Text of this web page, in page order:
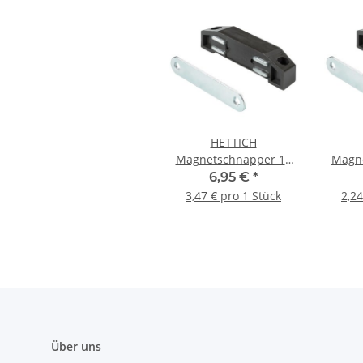
HETTICH
Magnetschnäpper 10
kg, braun, 2 Stück
6,95 € *
3,47 € pro 1 Stück
Über uns